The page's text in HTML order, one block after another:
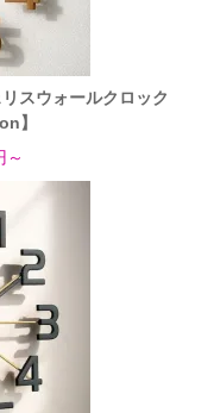
スウォールクロック
】
～